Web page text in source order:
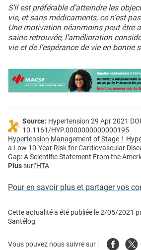
S’il est préférable d’atteindre les
vie, et sans médicaments, ce n’est
Une motivation néanmoins peut être
saine retrouvée, l’amélioration
vie et de l’espérance de vie en bonne
Source: Hypertension 29 Apr 2021
10.1161/HYP.0000000000000195
Hypertension Management of Stage 1
a Low 10-Year Risk for Cardiovascular
Gap: A Scientific Statement From the
Plussurl’HTA
Pour en savoir plus et partager vos
Cette actualité a été publiée le2/05/2021
Santélog
Vous pouvez nous suivre sur : Facebook